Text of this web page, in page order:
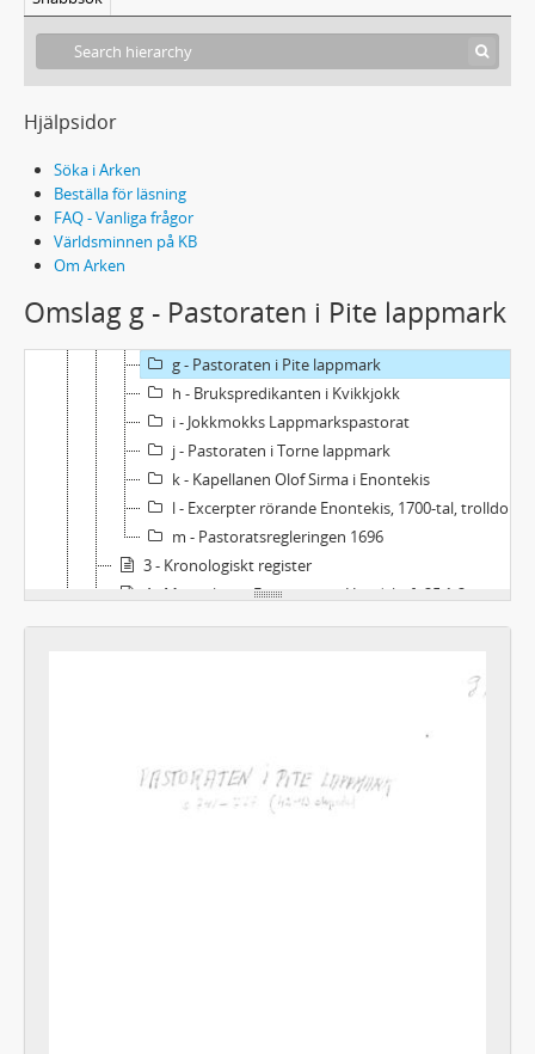
Hjälpsidor
Söka i Arken
Beställa för läsning
FAQ - Vanliga frågor
Världsminnen på KB
Om Arken
Omslag g - Pastoraten i Pite lappmark
a - Brukspredikanten i Kengis
b - Prosten Olaus Stephani Graan i Piteå. Lapska böcker
c - Skolmästaren Olaus Stephani Graan, Manuale Lapponicum Minus
e - Pastoratsreformen
f - Lycksele pastorat i Ume lappmark
g - Pastoraten i Pite lappmark
h - Brukspredikanten i Kvikkjokk
i - Jokkmokks Lappmarkspastorat
j - Pastoraten i Torne lappmark
k - Kapellanen Olof Sirma i Enontekis
l - Excerpter rörande Enontekis, 1700-tal, trolldom
m - Pastoratsregleringen 1696
3 - Kronologiskt register
4 - Manuskript: Fortsättning Handskrift 25:1-2
5 - Manuskript: Fortsättning Handskrift 25:4
9 - Handlingar ur Excerptpärm märkt 1729:I
10 - Handlingar ur Excerptpärm märkt 1729:II
11 - Handlingar ur Excerptpärm märkt 1729:III